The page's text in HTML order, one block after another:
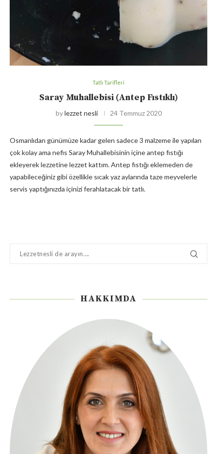
Tatlı Tarifleri
Saray Muhallebisi (Antep Fıstıklı)
bylezzet nesli 24 Temmuz 2020
Osmanlıdan günümüze kadar gelen sadece 3 malzeme ile yapılan
çok kolay ama nefis Saray Muhallebisinin içine antep fıstığı
ekleyerek lezzetine lezzet kattım. Antep fıstığı eklemeden de
yapabileceğiniz gibi özellikle sıcak yaz aylarında taze meyvelerle
servis yaptığınızda içinizi ferahlatacak bir tatlı.
HAKKIMDA